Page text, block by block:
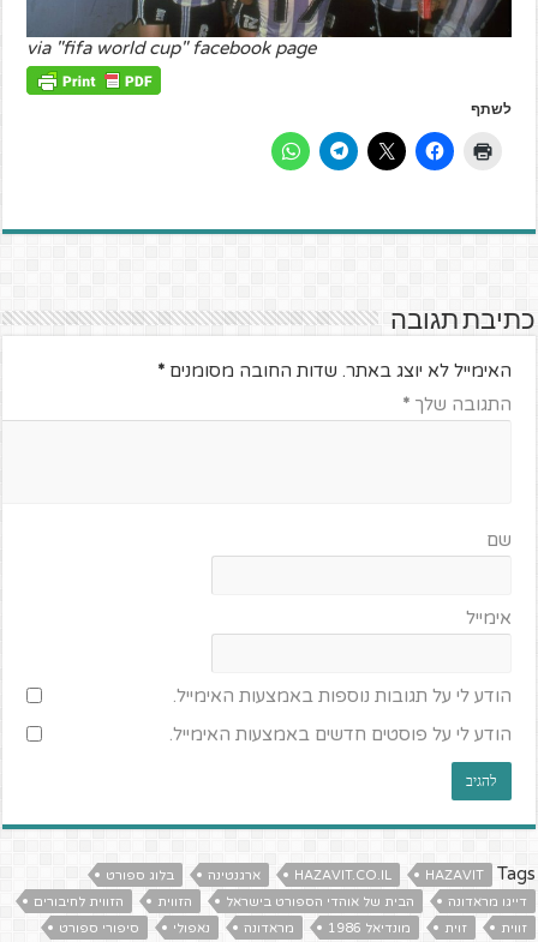
via "fifa world cup" facebook page
לשתף
כתיבת תגובה
האימייל לא יוצג באתר. שדות החובה מסומנים*
התגובה שלך*
שם
אימייל
הודע לי על תגובות נוספות באמצעות האימייל.
הודע לי על פוסטים חדשים באמצעות האימייל.
Tags
HAZAVIT
HAZAVIT.CO.IL ארגנטינה
בלוג ספורט
דייגו מראדונה
הבית של אוהדי הספורט בישראל הזווית
הזווית לחיבורים
זווית
זוית מונדיאל 1986 מראדונה נאפולי
סיפורי ספורט